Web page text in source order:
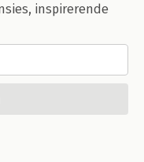
inspirerende